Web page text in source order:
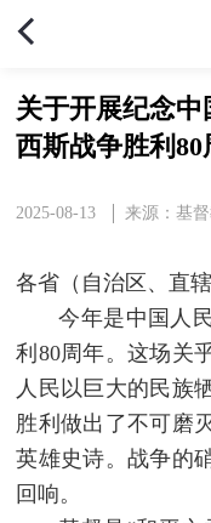
关于开展纪念
西斯战争胜利
2025-08-13 来源：基
各省（自治区、直
今年是中国人
利80周年。这场关
人民以巨大的民族
胜利做出了不可磨
英雄史诗。战争的
回响。